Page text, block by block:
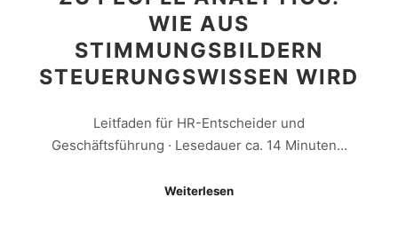
WIE AUS
STIMMUNGSBILDERN
STEUERUNGSWISSEN WIRD
Leitfaden für HR-Entscheider und
Geschäftsführung · Lesedauer ca. 14 Minuten…
Weiterlesen